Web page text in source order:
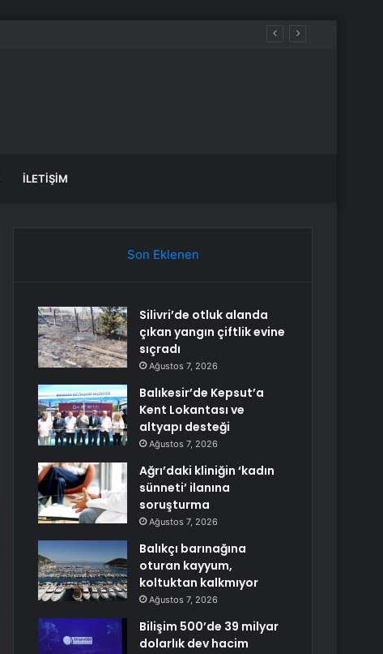
İLETIŞIM
Son Eklenen
Silivri’de otluk alanda
çıkan yangın çiftlik evine
sıçradı
Ağustos 7, 2026
Balıkesir’de Kepsut’a
Kent Lokantası ve
altyapı desteği
Ağustos 7, 2026
Ağrı’daki kliniğin ‘kadın
sünneti’ ilanına
soruşturma
Ağustos 7, 2026
Balıkçı barınağına
oturan kayyum,
koltuktan kalkmıyor
Ağustos 7, 2026
Bilişim 500’de 39 milyar
dolarlık dev hacim